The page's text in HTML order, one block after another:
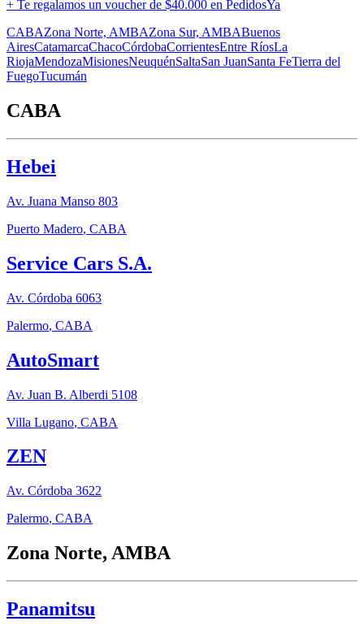
+ Te regalamos un voucher de $40.000 en PedidosYa
CABAZona Norte, AMBAZona Sur, AMBABuenos
AiresCatamarcaChacoCórdobaCorrientesEntre RíosLa
RiojaMendozaMisionesNeuquénSaltaSan JuanSanta FeTierra del
FuegoTucumán
CABA
Hebei
Av. Juana Manso 803
Puerto Madero, CABA
Service Cars S.A.
Av. Córdoba 6063
Palermo, CABA
AutoSmart
Av. Juan B. Alberdi 5108
Villa Lugano, CABA
ZEN
Av. Córdoba 3622
Palermo, CABA
Zona Norte, AMBA
Panamitsu